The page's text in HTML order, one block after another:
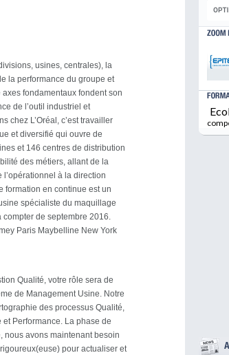
usines, centrales), la
la performance du groupe et
fondamentaux fondent son
de l’outil industriel et
chez L’Oréal, c’est travailler
et diversifié qui ouvre de
et 146 centres de distribution
des métiers, allant de la
à la direction
formation en continue est un
spécialiste du maquillage
compter de septembre 2016.
Paris Maybelline New York
Qualité, votre rôle sera de
de Management Usine. Notre
des processus Qualité,
Performance. La phase de
nous avons maintenant besoin
pour actualiser et